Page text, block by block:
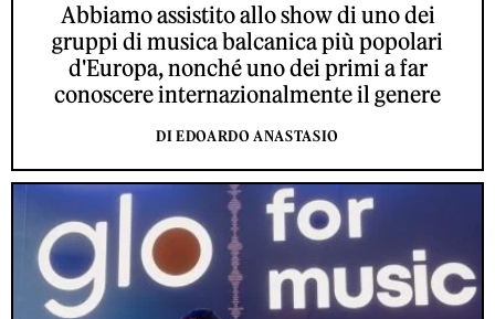
Abbiamo assistito allo show di uno dei
gruppi di musica balcanica più popolari
d'Europa, nonché uno dei primi a far
conoscere internazionalmente il genere
DI EDOARDO ANASTASIO